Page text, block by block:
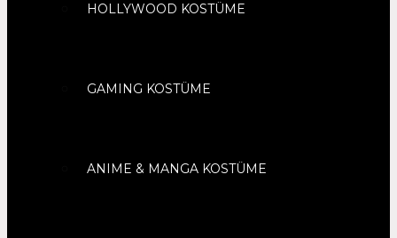
HOLLYWOOD KOSTÜME
GAMING KOSTÜME
ANIME & MANGA KOSTÜME